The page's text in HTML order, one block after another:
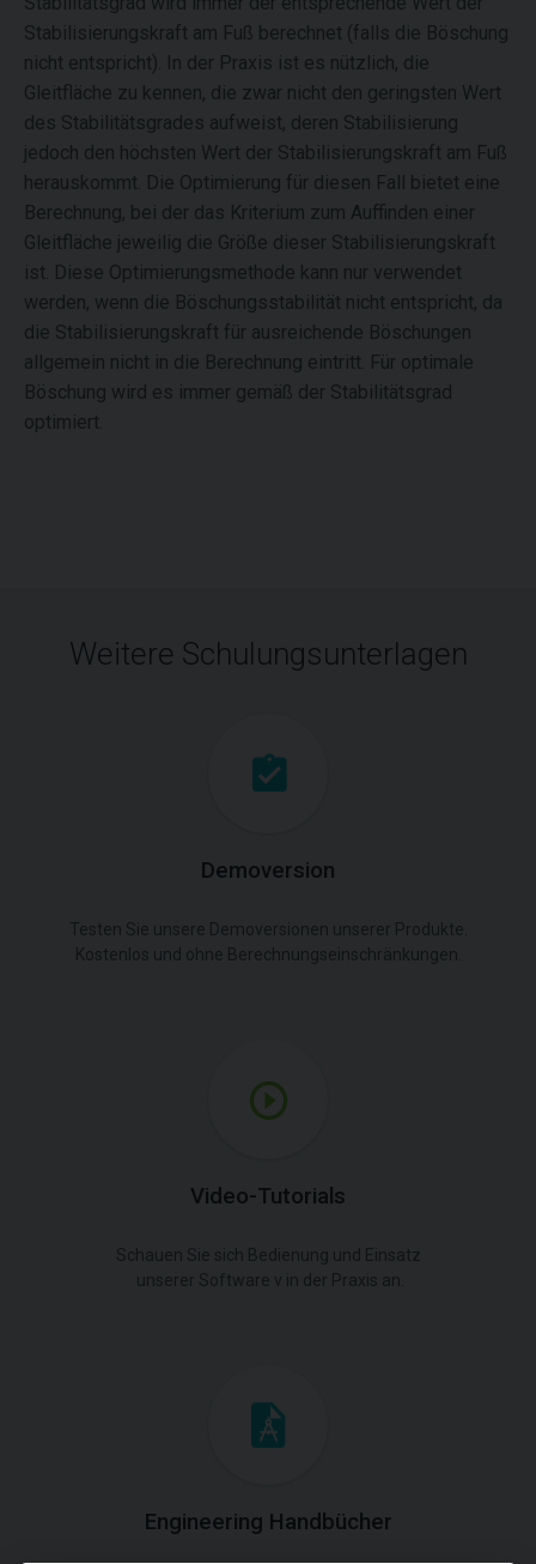
Stabilisierungskraft am Fuß berechnet (falls die Böschung
nicht entspricht). In der Praxis ist es nützlich, die
Gleitfläche zu kennen, die zwar nicht den geringsten Wert
des Stabilitätsgrades aufweist, deren Stabilisierung
jedoch den höchsten Wert der Stabilisierungskraft am Fuß
herauskommt. Die Optimierung für diesen Fall bietet eine
Berechnung, bei der das Kriterium zum Auffinden einer
Gleitfläche jeweilig die Größe dieser Stabilisierungskraft
ist. Diese Optimierungsmethode kann nur verwendet
werden, wenn die Böschungsstabilität nicht entspricht, da
die Stabilisierungskraft für ausreichende Böschungen
allgemein nicht in die Berechnung eintritt. Für optimale
Böschung wird es immer gemäß der Stabilitätsgrad
optimiert.
Weitere Schulungsunterlagen
Demoversion
Video-Tutorials
Engineering Handbücher